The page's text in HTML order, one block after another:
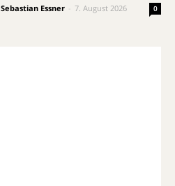
Sebastian Essner 7. August 2026 0